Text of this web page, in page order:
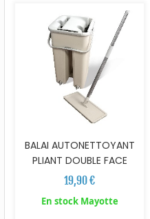
BALAI AUTONETTOYANT
PLIANT DOUBLE FACE
19,90 €
En stock Mayotte